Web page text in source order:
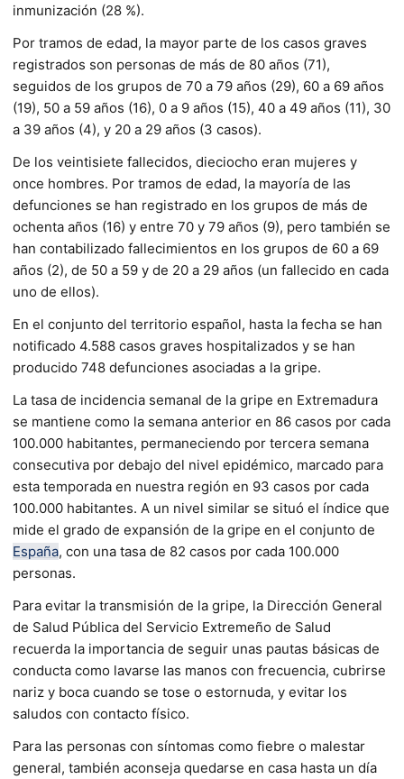
inmunización (28 %).
Por tramos de edad, la mayor parte de los casos graves
registrados son personas de más de 80 años (71),
seguidos de los grupos de 70 a 79 años (29), 60 a 69 años
(19), 50 a 59 años (16), 0 a 9 años (15), 40 a 49 años (11), 30
a 39 años (4), y 20 a 29 años (3 casos).
De los veintisiete fallecidos, dieciocho eran mujeres y
once hombres. Por tramos de edad, la mayoría de las
defunciones se han registrado en los grupos de más de
ochenta años (16) y entre 70 y 79 años (9), pero también se
han contabilizado fallecimientos en los grupos de 60 a 69
años (2), de 50 a 59 y de 20 a 29 años (un fallecido en cada
uno de ellos).
En el conjunto del territorio español, hasta la fecha se han
notificado 4.588 casos graves hospitalizados y se han
producido 748 defunciones asociadas a la gripe.
La tasa de incidencia semanal de la gripe en Extremadura
se mantiene como la semana anterior en 86 casos por cada
100.000 habitantes, permaneciendo por tercera semana
consecutiva por debajo del nivel epidémico, marcado para
esta temporada en nuestra región en 93 casos por cada
100.000 habitantes. A un nivel similar se situó el índice que
mide el grado de expansión de la gripe en el conjunto de
España, con una tasa de 82 casos por cada 100.000
personas.
Para evitar la transmisión de la gripe, la Dirección General
de Salud Pública del Servicio Extremeño de Salud
recuerda la importancia de seguir unas pautas básicas de
conducta como lavarse las manos con frecuencia, cubrirse
nariz y boca cuando se tose o estornuda, y evitar los
saludos con contacto físico.
Para las personas con síntomas como fiebre o malestar
general, también aconseja quedarse en casa hasta un día